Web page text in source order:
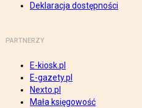
Deklaracja dostępności
PARTNERZY
E-kiosk.pl
E-gazety.pl
Nexto.pl
Mała księgowość